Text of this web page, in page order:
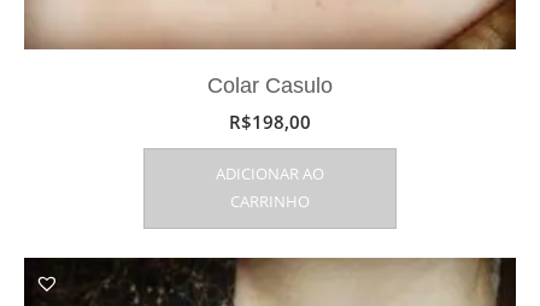
Colar Casulo
R$198,00
ADICIONAR AO
CARRINHO